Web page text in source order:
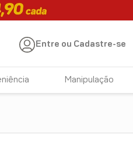
Entre ou Cadastre-se
Manipulação